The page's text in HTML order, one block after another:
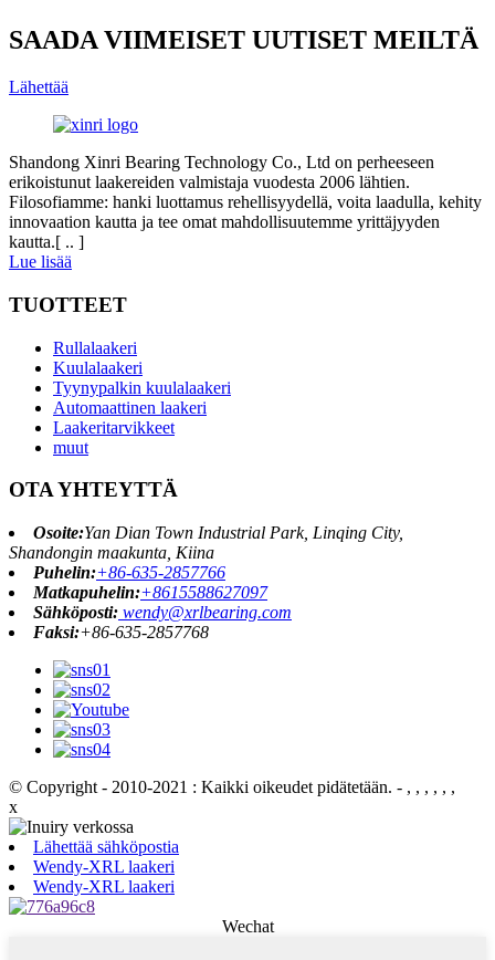
SAADA VIIMEISET UUTISET MEILTÄ
Lähettää
Shandong Xinri Bearing Technology Co., Ltd on perheeseen
erikoistunut laakereiden valmistaja vuodesta 2006 lähtien.
Filosofiamme: hanki luottamus rehellisyydellä, voita laadulla, kehity
innovaation kautta ja tee omat mahdollisuutemme yrittäjyyden
kautta.[ .. ]
Lue lisää
TUOTTEET
Rullalaakeri
Kuulalaakeri
Tyynypalkin kuulalaakeri
Automaattinen laakeri
Laakeritarvikkeet
muut
OTA YHTEYTTÄ
Osoite:Yan Dian Town Industrial Park, Linqing City,
Shandongin maakunta, Kiina
Puhelin:+86-635-2857766
Matkapuhelin:+8615588627097
Sähköposti: wendy@xrlbearing.com
Faksi:+86-635-2857768
© Copyright - 2010-2021 : Kaikki oikeudet pidätetään. - , , , , , ,
x
Lähettää sähköpostia
Wendy-XRL laakeri
Wendy-XRL laakeri
Wechat